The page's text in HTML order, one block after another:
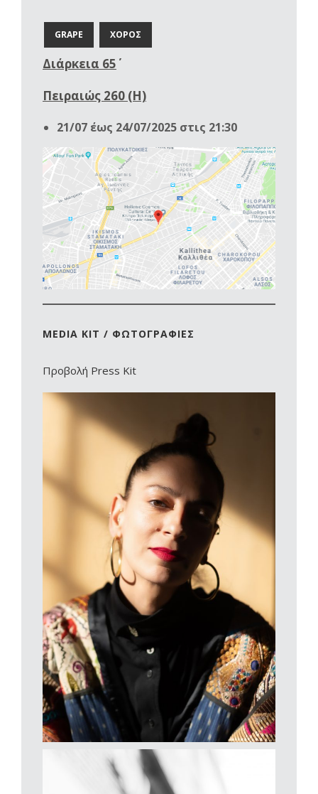
GRAPE ΧΟΡΟΣ
Διάρκεια 65΄
Πειραιώς 260 (Η)
21/07 έως 24/07/2025 στις 21:30
MEDIA KIT / ΦΩΤΟΓΡΑΦΙΕΣ
Προβολή Press Kit